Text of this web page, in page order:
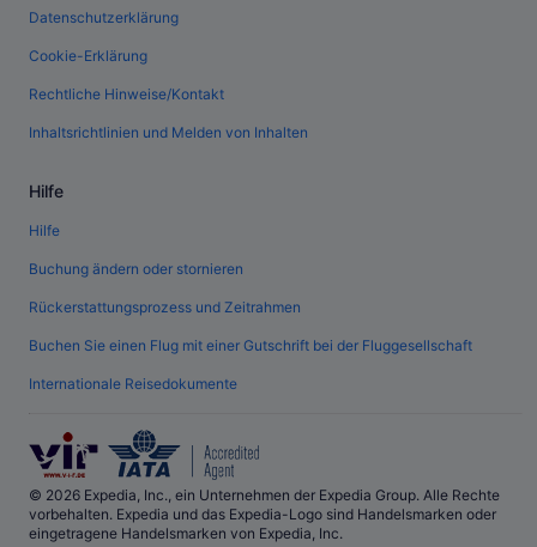
Datenschutzerklärung
Cookie-Erklärung
Rechtliche Hinweise/Kontakt
Inhaltsrichtlinien und Melden von Inhalten
Hilfe
Hilfe
Buchung ändern oder stornieren
Rückerstattungsprozess und Zeitrahmen
Buchen Sie einen Flug mit einer Gutschrift bei der Fluggesellschaft
Internationale Reisedokumente
© 2026 Expedia, Inc., ein Unternehmen der Expedia Group. Alle Rechte
vorbehalten. Expedia und das Expedia-Logo sind Handelsmarken oder
eingetragene Handelsmarken von Expedia, Inc.